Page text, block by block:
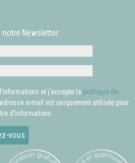
Newsletter
et j’accepte la politique de
e-mail est uniquement utilisée pour
d’informations.